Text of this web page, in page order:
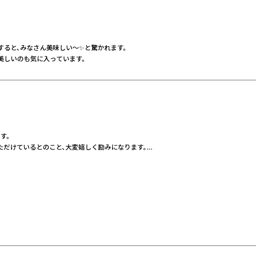
と、みなさん美味しい〜✨と驚かれます。
いのも気に入っています。
。
けているとのこと、大変嬉しく励みになります。
てなしや、
よろしくお願いいたします。